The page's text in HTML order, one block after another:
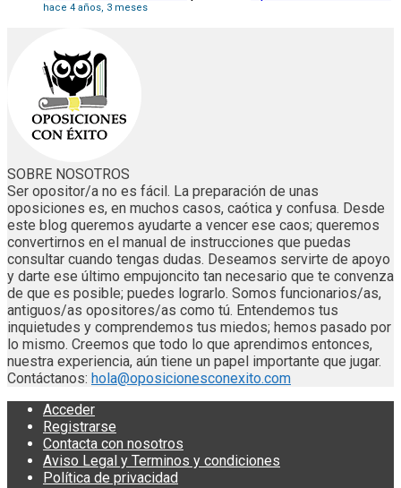
hace 4 años, 3 meses
SOBRE NOSOTROS
Ser opositor/a no es fácil. La preparación de unas
oposiciones es, en muchos casos, caótica y confusa. Desde
este blog queremos ayudarte a vencer ese caos; queremos
convertirnos en el manual de instrucciones que puedas
consultar cuando tengas dudas. Deseamos servirte de apoyo
y darte ese último empujoncito tan necesario que te convenza
de que es posible; puedes lograrlo. Somos funcionarios/as,
antiguos/as opositores/as como tú. Entendemos tus
inquietudes y comprendemos tus miedos; hemos pasado por
lo mismo. Creemos que todo lo que aprendimos entonces,
nuestra experiencia, aún tiene un papel importante que jugar.
Contáctanos: hola@oposicionesconexito.com
Acceder
Registrarse
Contacta con nosotros
Aviso Legal y Terminos y condiciones
Política de privacidad